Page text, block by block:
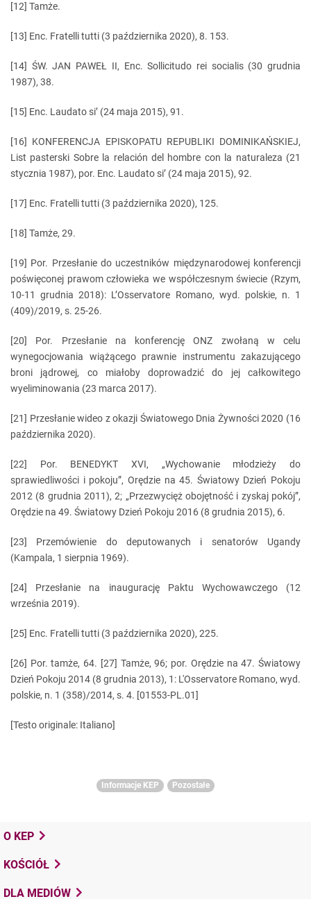
[12] Tamże.
[13] Enc. Fratelli tutti (3 października 2020), 8. 153.
[14] ŚW. JAN PAWEŁ II, Enc. Sollicitudo rei socialis (30 grudnia
1987), 38.
[15] Enc. Laudato si’ (24 maja 2015), 91.
[16] KONFERENCJA EPISKOPATU REPUBLIKI DOMINIKAŃSKIEJ,
List pasterski Sobre la relación del hombre con la naturaleza (21
stycznia 1987), por. Enc. Laudato si’ (24 maja 2015), 92.
[17] Enc. Fratelli tutti (3 października 2020), 125.
[18] Tamże, 29.
[19] Por. Przesłanie do uczestników międzynarodowej konferencji
poświęconej prawom człowieka we współczesnym świecie (Rzym,
10-11 grudnia 2018): L’Osservatore Romano, wyd. polskie, n. 1
(409)/2019, s. 25-26.
[20] Por. Przesłanie na konferencję ONZ zwołaną w celu
wynegocjowania wiążącego prawnie instrumentu zakazującego
broni jądrowej, co miałoby doprowadzić do jej całkowitego
wyeliminowania (23 marca 2017).
[21] Przesłanie wideo z okazji Światowego Dnia Żywności 2020 (16
października 2020).
[22] Por. BENEDYKT XVI, „Wychowanie młodzieży do
sprawiedliwości i pokoju”, Orędzie na 45. Światowy Dzień Pokoju
2012 (8 grudnia 2011), 2; „Przezwycięż obojętność i zyskaj pokój”,
Orędzie na 49. Światowy Dzień Pokoju 2016 (8 grudnia 2015), 6.
[23] Przemówienie do deputowanych i senatorów Ugandy
(Kampala, 1 sierpnia 1969).
[24] Przesłanie na inaugurację Paktu Wychowawczego (12
września 2019).
[25] Enc. Fratelli tutti (3 października 2020), 225.
[26] Por. tamże, 64. [27] Tamże, 96; por. Orędzie na 47. Światowy
Dzień Pokoju 2014 (8 grudnia 2013), 1: L'Osservatore Romano, wyd.
polskie, n. 1 (358)/2014, s. 4. [01553-PL.01]
[Testo originale: Italiano]
Informacje KEP Pozostałe
O KEP
KOŚCIÓŁ
DLA MEDIÓW